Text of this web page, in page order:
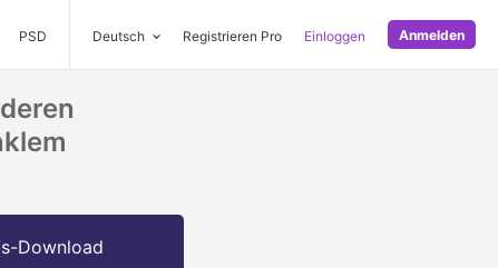
PSD Deutsch Registrieren Pro Einloggen Anmelden
Download